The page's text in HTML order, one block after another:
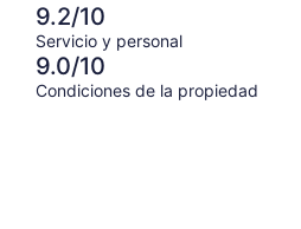
9.2/10
Servicio y personal
9.0/10
Condiciones de la propiedad